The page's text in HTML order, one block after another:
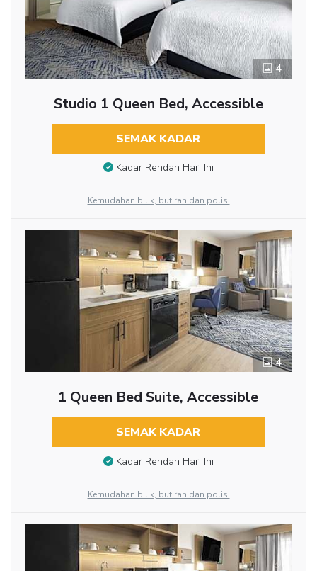
4
Studio 1 Queen Bed, Accessible
SEMAK KADAR
Kadar Rendah Hari Ini
Kemudahan bilik, butiran dan polisi
4
1 Queen Bed Suite, Accessible
SEMAK KADAR
Kadar Rendah Hari Ini
Kemudahan bilik, butiran dan polisi